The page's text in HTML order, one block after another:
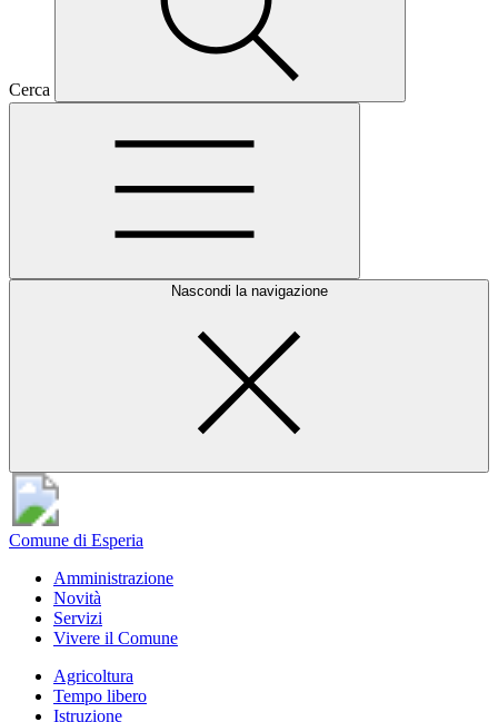
Cerca
Nascondi la navigazione
Comune di Esperia
Amministrazione
Novità
Servizi
Vivere il Comune
Agricoltura
Tempo libero
Istruzione